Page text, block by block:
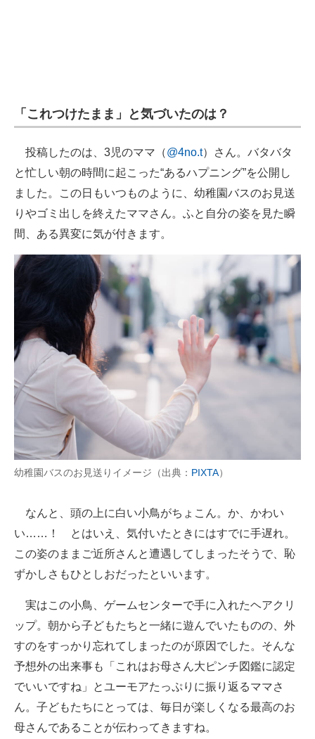
エレクトロニクス専門サイト
エネルギーの専門メディア
ちょっと気になるネットの話題
「これつけたまま」と気づいたのは？
投稿したのは、3児のママ（@4no.t）さん。バタバタ
と忙しい朝の時間に起こった“あるハプニング”を公開し
ました。この日もいつものように、幼稚園バスのお見送
りやゴミ出しを終えたママさん。ふと自分の姿を見た瞬
間、ある異変に気が付きます。
幼稚園バスのお見送りイメージ（出典： PIXTA）
なんと、頭の上に白い小鳥がちょこん。か、かわい
い……！ とはいえ、気付いたときにはすでに手遅れ。
この姿のままご近所さんと遭遇してしまったそうで、恥
ずかしさもひとしおだったといいます。
実はこの小鳥、ゲームセンターで手に入れたヘアクリ
ップ。朝から子どもたちと一緒に遊んでいたものの、外
すのをすっかり忘れてしまったのが原因でした。そんな
予想外の出来事も「これはお母さん大ピンチ図鑑に認定
でいいですね」とユーモアたっぷりに振り返るママさ
ん。子どもたちにとっては、毎日が楽しくなる最高のお
母さんであることが伝わってきますね。